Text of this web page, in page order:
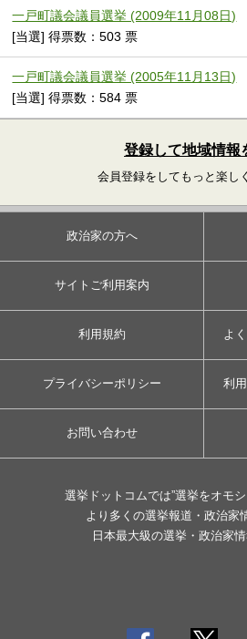
一戸町議会議員選挙 (2009年11月08日)
[当選] 得票数：503 票
一戸町議会議員選挙 (2005年11月13日)
[当選] 得票数：584 票
登録して地域情報
会員登録をしてもっと楽し
政治家の方へ
サイトご利用案内
利用規約 よ
プライバシーポリシー 利
お問い合わせ
選挙ドットコムでは”選挙をオモシ
より多くの選挙報道・政治家
日本最大級の選挙・政治家